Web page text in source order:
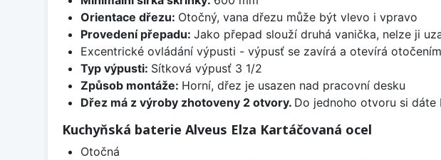
Orientace dřezu: Otočný, vana dřezu může být vlevo i vpravo
Provedení přepadu: Jako přepad slouží druhá vanička, nelze ji
Excentrické ovládání výpusti - výpusť se zavírá a otevírá
Typ výpusti: Sítková výpusť 3 1/2
Způsob montáže: Horní, dřez je usazen nad pracovní desku
Dřez má z výroby zhotoveny 2 otvory. Do jednoho otvoru si
Kuchyňská baterie Alveus Elza Kartáčovaná ocel
Otočná